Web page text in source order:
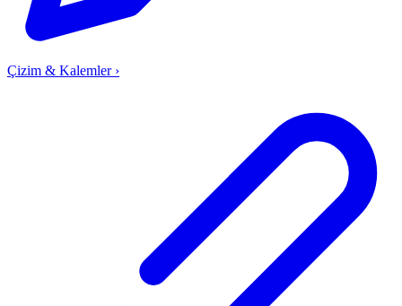
Çizim & Kalemler ›